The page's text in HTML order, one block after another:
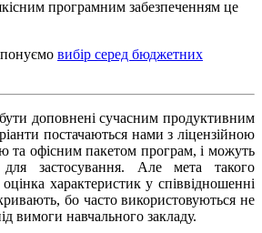
програмним забезпеченням це
вибір серед бюджетних
доповнені сучасним продуктивним
постачаються нами з ліцензійною
та офісним пакетом програм, і можуть
для застосування. Але мета такого
характеристик у співвідношенні
бо часто використовуються не
вимоги навчального закладу.